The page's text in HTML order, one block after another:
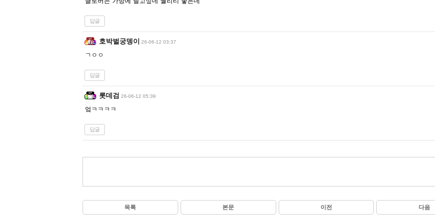
답글
호박벌궁뎅이 26-06-12 03:37
ㄱㅇㅇ
답글
롯데검 26-06-12 05:39
엌ㅋㅋㅋㅋ
답글
목록 본문 이전 다음